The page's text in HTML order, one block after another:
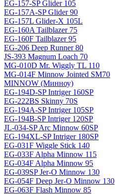
EG-157-SP Glider 105
EG-157A-SP Glider 90
EG-157L Glider-X 105L
EG-160A Tailblazer 75
EG-160F Tailblazer 95
EG-206 Deep Runner 80
JS-393 Magnum Loach 70
MG-010D Mr. Wiggly TL 110
MG-014F Minnow Jointed SM70
MINNOW (Минноу)
EG-194D-SP Intriger 160SP
EG-222BS Skinny 70S
EG-194A-SP Intriger 105SP
EG-194B-SP Intriger 120SP
JL-034-SP Arc Minnow 60SP
EG-194XL-SP Intriger 180SP
EG-031F Wiggle Stick 140
EG-033F Alpha Minnow 115
EG-034F Alpha Minnow 95
EG-039SP Jer-O Minnow 130
EG-054F Deep Jer-O Minnow 130
EG-063F Flash Minnow 85